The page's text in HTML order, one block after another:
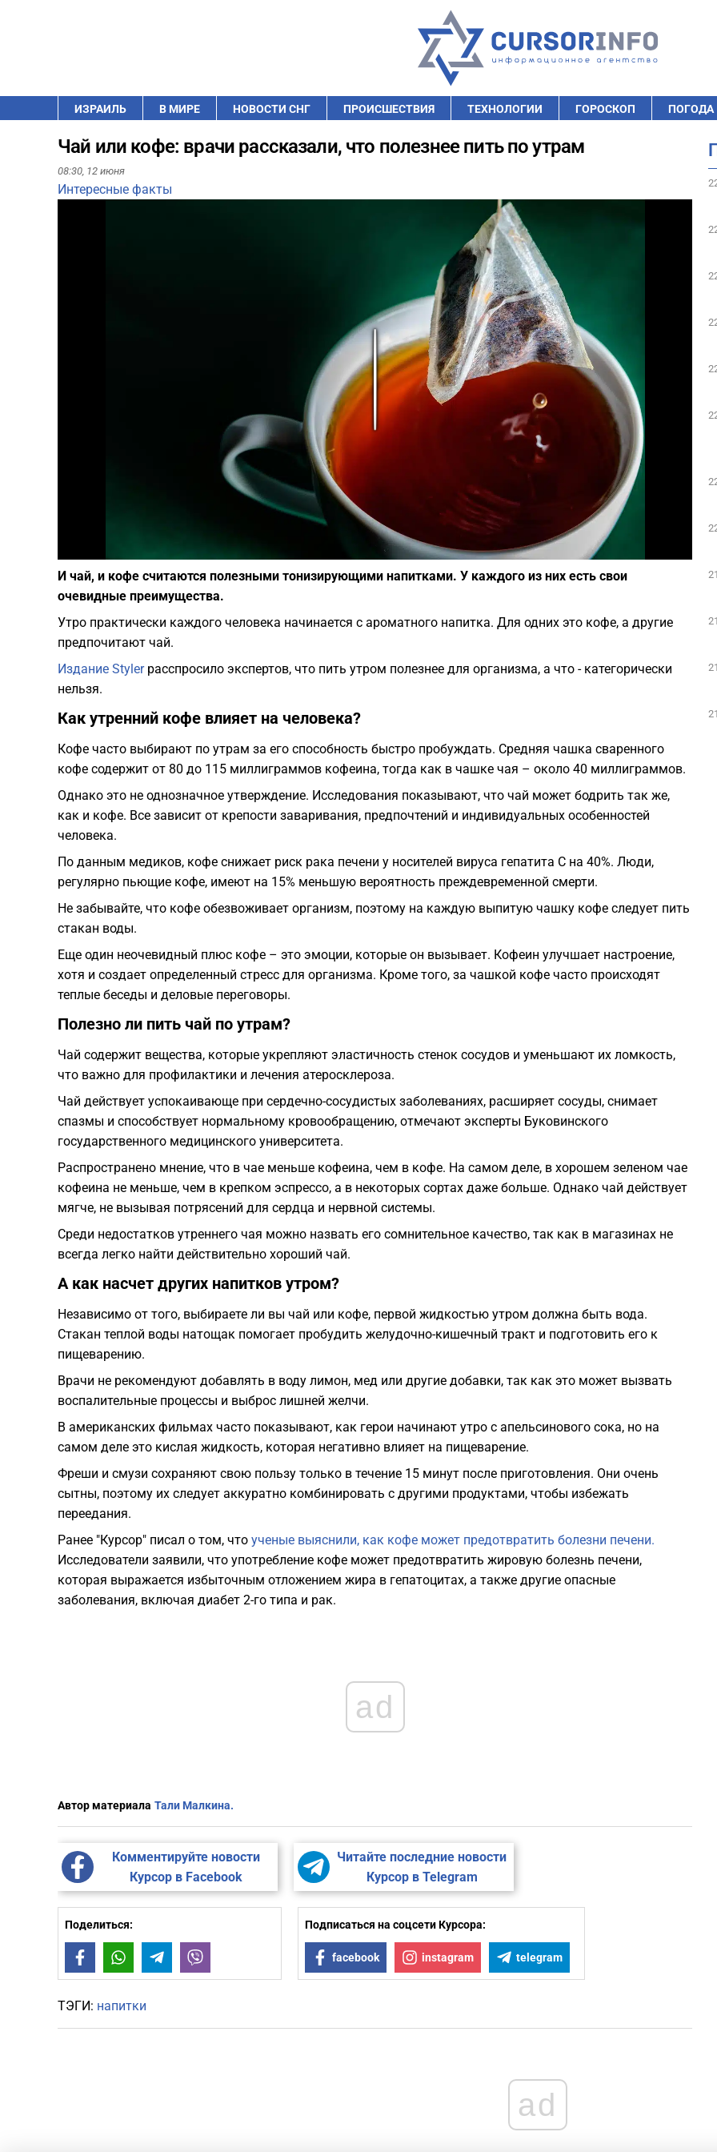
ИЗРАИЛЬ В МИРЕ НОВОСТИ СНГ ПРОИСШЕСТВИЯ ТЕХНОЛОГИИ ГОРОСКОП ПОГОДА
Чай или кофе: врачи рассказали, что полезнее пить по утрам
08:30, 12 июня
Интересные факты
Play
Фото: pixabay.com
И чай, и кофе считаются полезными тонизирующими напитками. У каждого из них есть свои
очевидные преимущества.
Утро практически каждого человека начинается с ароматного напитка. Для одних это кофе, а другие
предпочитают чай.
Издание Styler расспросило экспертов, что пить утром полезнее для организма, а что - категорически
нельзя.
Как утренний кофе влияет на человека?
Кофе часто выбирают по утрам за его способность быстро пробуждать. Средняя чашка сваренного
кофе содержит от 80 до 115 миллиграммов кофеина, тогда как в чашке чая – около 40 миллиграммов.
Однако это не однозначное утверждение. Исследования показывают, что чай может бодрить так же,
как и кофе. Все зависит от крепости заваривания, предпочтений и индивидуальных особенностей
человека.
По данным медиков, кофе снижает риск рака печени у носителей вируса гепатита C на 40%. Люди,
регулярно пьющие кофе, имеют на 15% меньшую вероятность преждевременной смерти.
Не забывайте, что кофе обезвоживает организм, поэтому на каждую выпитую чашку кофе следует пить
стакан воды.
Еще один неочевидный плюс кофе – это эмоции, которые он вызывает. Кофеин улучшает настроение,
хотя и создает определенный стресс для организма. Кроме того, за чашкой кофе часто происходят
теплые беседы и деловые переговоры.
Полезно ли пить чай по утрам?
Чай содержит вещества, которые укрепляют эластичность стенок сосудов и уменьшают их ломкость,
что важно для профилактики и лечения атеросклероза.
Чай действует успокаивающе при сердечно-сосудистых заболеваниях, расширяет сосуды, снимает
спазмы и способствует нормальному кровообращению, отмечают эксперты Буковинского
государственного медицинского университета.
Распространено мнение, что в чае меньше кофеина, чем в кофе. На самом деле, в хорошем зеленом чае
кофеина не меньше, чем в крепком эспрессо, а в некоторых сортах даже больше. Однако чай действует
мягче, не вызывая потрясений для сердца и нервной системы.
Среди недостатков утреннего чая можно назвать его сомнительное качество, так как в магазинах не
всегда легко найти действительно хороший чай.
А как насчет других напитков утром?
Независимо от того, выбираете ли вы чай или кофе, первой жидкостью утром должна быть вода.
Стакан теплой воды натощак помогает пробудить желудочно-кишечный тракт и подготовить его к
пищеварению.
Врачи не рекомендуют добавлять в воду лимон, мед или другие добавки, так как это может вызвать
воспалительные процессы и выброс лишней желчи.
В американских фильмах часто показывают, как герои начинают утро с апельсинового сока, но на
самом деле это кислая жидкость, которая негативно влияет на пищеварение.
Фреши и смузи сохраняют свою пользу только в течение 15 минут после приготовления. Они очень
сытны, поэтому их следует аккуратно комбинировать с другими продуктами, чтобы избежать
переедания.
Ранее "Курсор" писал о том, что ученые выяснили, как кофе может предотвратить болезни печени.
Исследователи заявили, что употребление кофе может предотвратить жировую болезнь печени,
которая выражается избыточным отложением жира в гепатоцитах, а также другие опасные
заболевания, включая диабет 2-го типа и рак.
ad
Автор материала Тали Малкина.
Комментируйте новости
Курсор в Facebook
Читайте последние новости
Курсор в Telegram
Поделиться:
FacebookWhatsAppTelegram
Подписаться на соцсети Курсора:
facebook instagram telegram
ТЭГИ: напитки